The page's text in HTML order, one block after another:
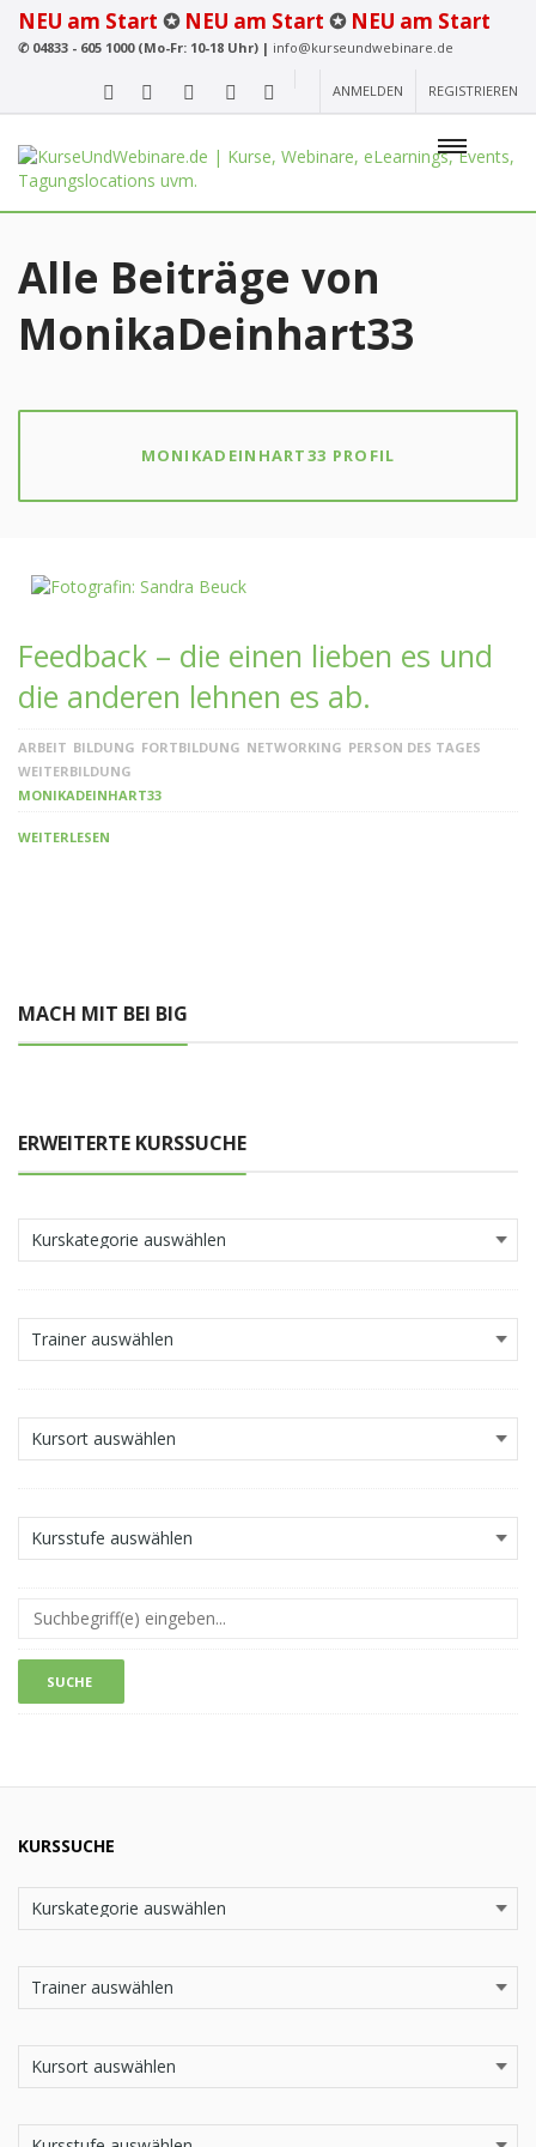
NEU am Start ✪ NEU am Start ✪ NEU am Start
✆04833 - 605 1000 (Mo-Fr: 10-18 Uhr) | info@kurseundwebinare.de
ANMELDEN REGISTRIEREN
Alle Beiträge von
MonikaDeinhart33
MONIKADEINHART33 PROFIL
Feedback – die einen lieben es und
die anderen lehnen es ab.
ARBEIT BILDUNG FORTBILDUNG NETWORKING PERSON DES TAGES
WEITERBILDUNG
MONIKADEINHART33
WEITERLESEN
MACH MIT BEI BIG
ERWEITERTE KURSSUCHE
KURSSUCHE